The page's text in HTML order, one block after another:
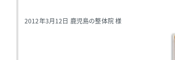
2012年3月12日 鹿児島の整体院 様